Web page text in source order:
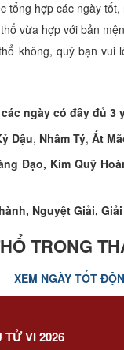
hợp các ngày
vừa hợp với bản
không, quý bạn vui
ngày có đầy đủ 3
Dậu, Nhâm Tý, Ất
Đạo, Kim Quỹ
Nguyệt Giải,
TRONG
XEM NGÀY TỐT
TỬ VI 2026